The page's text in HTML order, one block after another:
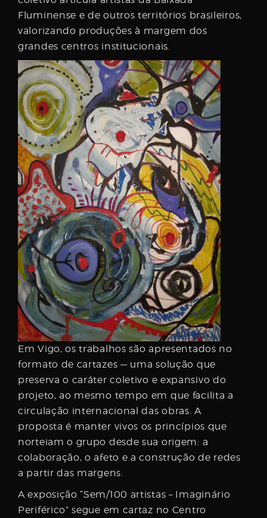
Fluminense e de outros territórios brasileiros,
valorizando produções à margem dos
grandes centros institucionais.
Em Vigo, os trabalhos são apresentados no
formato de cartazes — uma solução que
preserva o caráter coletivo e expansivo do
projeto, ao mesmo tempo em que facilita a
circulação internacional das obras. A
proposta é manter vivos os princípios que
norteiam o grupo desde sua origem: a
colaboração, o afeto e a construção de redes
a partir das margens.
A exposição “Sem/100 artistas – Imaginário
Periférico” segue em cartaz no Centro